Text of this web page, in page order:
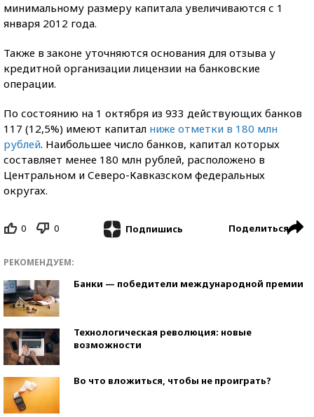
минимальному размеру капитала увеличиваются с 1
января 2012 года.
Также в законе уточняются основания для отзыва у
кредитной организации лицензии на банковские
операции.
По состоянию на 1 октября из 933 действующих банков
117 (12,5%) имеют капитал ниже отметки в 180 млн
рублей. Наибольшее число банков, капитал которых
составляет менее 180 млн рублей, расположено в
Центральном и Северо-Кавказском федеральных
округах.
0 0 Подпишись Поделиться
РЕКОМЕНДУЕМ:
Банки — победители международной премии
Технологическая революция: новые
возможности
Во что вложиться, чтобы не проиграть?